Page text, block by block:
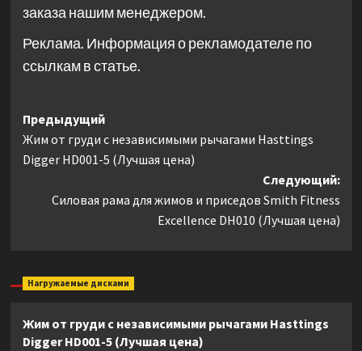
заказа нашим менеджером.
Реклама. Информация о рекламодателе по
ссылкам в статье.
Навигация
записи
Предыдущий
Жим от груди с независимыми рычагами Hasttings
Digger HD001-5 (Лучшая цена)
Следующий:
Силовая рама для жимов и приседов Smith Fitness
Excellence DH010 (Лучшая цена)
Нагружаемые дисками
Жим от груди с независимыми рычагами Hasttings
Digger HD001-5 (Лучшая цена)